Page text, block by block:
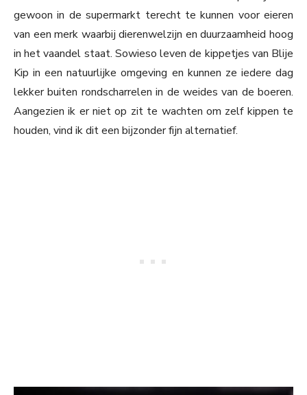
gewoon in de supermarkt terecht te kunnen voor eieren
van een merk waarbij dierenwelzijn en duurzaamheid hoog
in het vaandel staat. Sowieso leven de kippetjes van Blije
Kip in een natuurlijke omgeving en kunnen ze iedere dag
lekker buiten rondscharrelen in de weides van de boeren.
Aangezien ik er niet op zit te wachten om zelf kippen te
houden, vind ik dit een bijzonder fijn alternatief.